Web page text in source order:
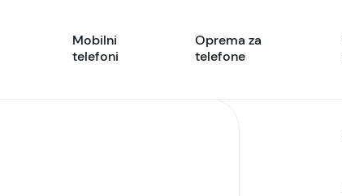
Mobilni
telefoni
Oprema za
telefone